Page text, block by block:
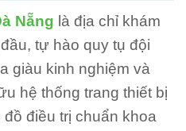
Nẵng là địa chỉ khám
tự hào quy tụ đội
giàu kinh nghiệm và
hệ thống trang thiết bị
điều trị chuẩn khoa